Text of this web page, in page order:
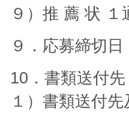
９）推 薦 状 １
９．応募締切
10．書類送付先
１）書類送付